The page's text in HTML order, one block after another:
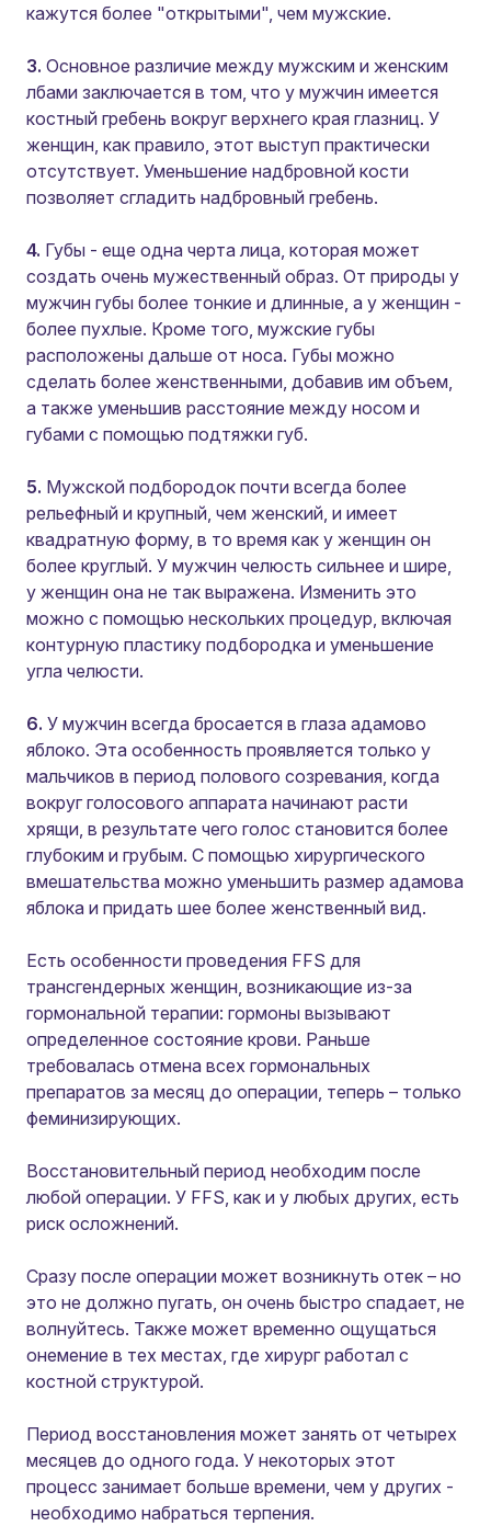
кажутся более "открытыми", чем мужские.
3. Основное различие между мужским и женским
лбами заключается в том, что у мужчин имеется
костный гребень вокруг верхнего края глазниц. У
женщин, как правило, этот выступ практически
отсутствует. Уменьшение надбровной кости
позволяет сгладить надбровный гребень.
4. Губы - еще одна черта лица, которая может
создать очень мужественный образ. От природы у
мужчин губы более тонкие и длинные, а у женщин -
более пухлые. Кроме того, мужские губы
расположены дальше от носа. Губы можно
сделать более женственными, добавив им объем,
а также уменьшив расстояние между носом и
губами с помощью подтяжки губ.
5. Мужской подбородок почти всегда более
рельефный и крупный, чем женский, и имеет
квадратную форму, в то время как у женщин он
более круглый. У мужчин челюсть сильнее и шире,
у женщин она не так выражена. Изменить это
можно с помощью нескольких процедур, включая
контурную пластику подбородка и уменьшение
угла челюсти.
6. У мужчин всегда бросается в глаза адамово
яблоко. Эта особенность проявляется только у
мальчиков в период полового созревания, когда
вокруг голосового аппарата начинают расти
хрящи, в результате чего голос становится более
глубоким и грубым. С помощью хирургического
вмешательства можно уменьшить размер адамова
яблока и придать шее более женственный вид.
Есть особенности проведения FFS для
трансгендерных женщин, возникающие из-за
гормональной терапии: гормоны вызывают
определенное состояние крови. Раньше
требовалась отмена всех гормональных
препаратов за месяц до операции, теперь – только
феминизирующих.
Восстановительный период необходим после
любой операции. У FFS, как и у любых других, есть
риск осложнений.
Сразу после операции может возникнуть отек – но
это не должно пугать, он очень быстро спадает, не
волнуйтесь. Также может временно ощущаться
онемение в тех местах, где хирург работал с
костной структурой.
Период восстановления может занять от четырех
месяцев до одного года. У некоторых этот
процесс занимает больше времени, чем у других -
необходимо набраться терпения.